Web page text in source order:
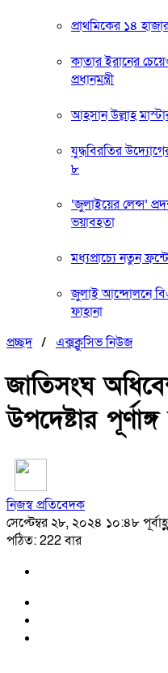
প্রাথমিকের ১৪
কাতার ইরানের
প্রধানমন্ত্রী
আহসান উল্লাহ
যুদ্ধবিরতির
৮
‘জুলাইয়ের লেন্স’
ভয়াবহতা
মধ্যপ্রাচ্যে নতুন
জুলাই আন্দোলনে
ফাহানা
প্রচ্ছদ/ এক্সক্লুসিভ নিউজ
জাতিসংঘ
উপদেষ্টার
নিজস্ব প্রতিবেদক
সেপ্টেম্বর ২৮, ২০২৪ ১০:৪৮ পূর্বাহ্ণ
পঠিত: 222 বার